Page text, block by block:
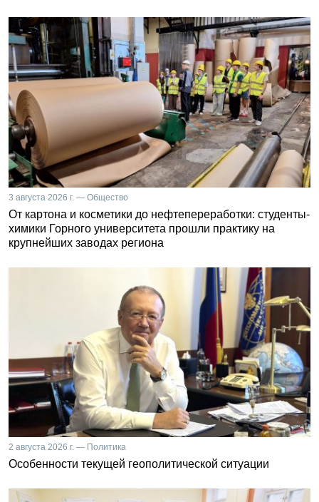
3 августа 2026 г. — Общество
От картона и косметики до нефтепереработки: студенты-
химики Горного университета прошли практику на
крупнейших заводах региона
2 августа 2026 г. — Политика
Особенности текущей геополитической ситуации